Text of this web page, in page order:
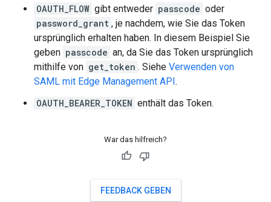
OAUTH_FLOW gibt entweder passcode oder
password_grant , je nachdem, wie Sie das Token
ursprünglich erhalten haben. In diesem Beispiel Sie
geben passcode an, da Sie das Token ursprünglich
mithilfe von get_token . Siehe Verwenden von
SAML mit Edge Management API.
OAUTH_BEARER_TOKEN enthält das Token.
War das hilfreich?
FEEDBACK GEBEN